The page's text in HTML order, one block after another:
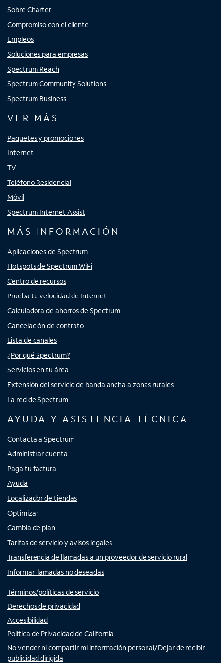
Sobre Charter
Compromiso con el cliente
Empleos
Soluciones para empresas
Spectrum Reach
Spectrum Community Solutions
Spectrum Business
VER MÁS
Paquetes y promociones
Internet
TV
Teléfono Residencial
Móvil
Spectrum Internet Assist
MÁS INFORMACIÓN
Aplicaciones de Spectrum
Hotspots de Spectrum WiFi
Centro de recursos
Prueba tu velocidad de Internet
Calculadora de ahorros de Spectrum
Cancelación de contrato
Lista de canales
¿Por qué Spectrum?
Servicios en tu área
Extensión del servicio de banda ancha a zonas rurales
La red de Spectrum
AYUDA Y ASISTENCIA TÉCNICA
Contacta a Spectrum
Administrar cuenta
Paga tu factura
Ayuda
Localizador de tiendas
Optimizar
Cambia de plan
Tarifas de servicio y avisos legales
Transferencia de llamadas a un proveedor de servicio rural
Informar llamadas no deseadas
Términos/políticas de servicio
Derechos de privacidad
Accesibilidad
Política de Privacidad de California
No vender ni compartir mi información personal/Dejar de recibir
publicidad dirigida